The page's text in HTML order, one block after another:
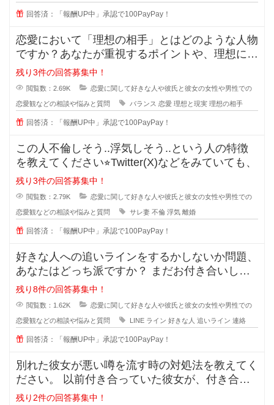
回答済：「報酬UP中」承認で100PayPay！
恋愛において「理想の相手」とはどのような人物
ですか？あなたが重視するポイントや、理想に近
づくためのアドバイスがあれば教え
残り3件の回答募集中！
閲覧数：2.69K 恋愛に関して好きな人や彼氏と彼女の女性や男性での
恋愛観などの相談や悩みと質問 バランス 恋愛 理想と現実 理想の相手
回答済：「報酬UP中」承認で100PayPay！
この人不倫しそう..浮気しそう..という人の特徴
を教えてください⭐︎Twitter(X)などをみていても、
残り3件の回答募集中！
閲覧数：2.79K 恋愛に関して好きな人や彼氏と彼女の女性や男性での
恋愛観などの相談や悩みと質問 サレ妻 不倫 浮気 離婚
回答済：「報酬UP中」承認で100PayPay！
好きな人への追いラインをするかしないか問題、
あなたはどっち派ですか？ まだお付き合いして
いない段階での好きな人への
残り8件の回答募集中！
閲覧数：1.62K 恋愛に関して好きな人や彼氏と彼女の女性や男性での
恋愛観などの相談や悩みと質問 LINE ライン 好きな人 追いライン 連絡
回答済：「報酬UP中」承認で100PayPay！
別れた彼女が悪い噂を流す時の対処法を教えてく
ださい。 以前付き合っていた彼女が、付き合っ
ている時のことを周囲に平気
残り2件の回答募集中！